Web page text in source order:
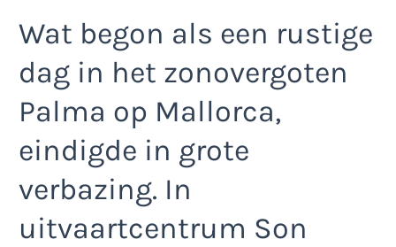
Wat begon als een rustige
dag in het zonovergoten
Palma op Mallorca,
eindigde in grote
verbazing. In
uitvaartcentrum Son